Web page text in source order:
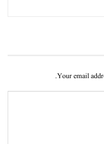
Your email